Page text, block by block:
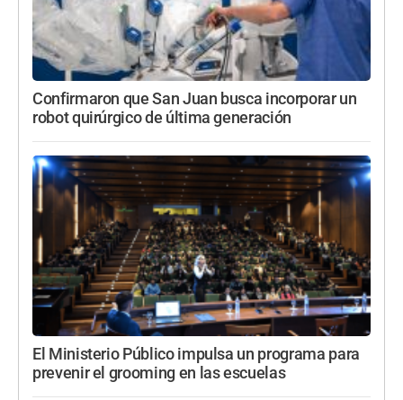
Confirmaron que San Juan busca incorporar un
robot quirúrgico de última generación
El Ministerio Público impulsa un programa para
prevenir el grooming en las escuelas